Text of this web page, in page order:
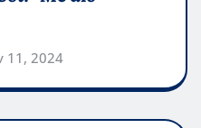
11, 2024